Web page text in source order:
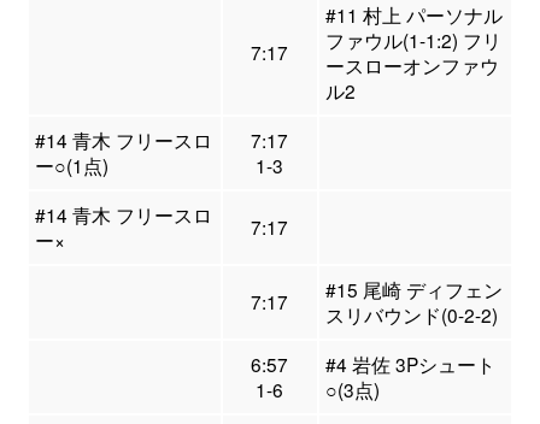
7:17
#11 村上 パーソナル
ファウル(1-1:2) フリ
ースローオンファウ
ル2
#14 青木 フリースロ
ー○(1点)
7:17
1-3
#14 青木 フリースロ
ー×
7:17
7:17
#15 尾崎 ディフェン
スリバウンド(0-2-2)
6:57
1-6
#4 岩佐 3Pシュート
○(3点)